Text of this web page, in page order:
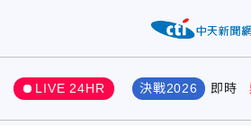
LIVE 24HR 決戰2026 即時